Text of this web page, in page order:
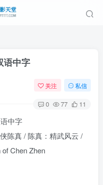
语中字
关注 私信
0 77 11
真 / 陈真：精武风云 /
Chen Zhen